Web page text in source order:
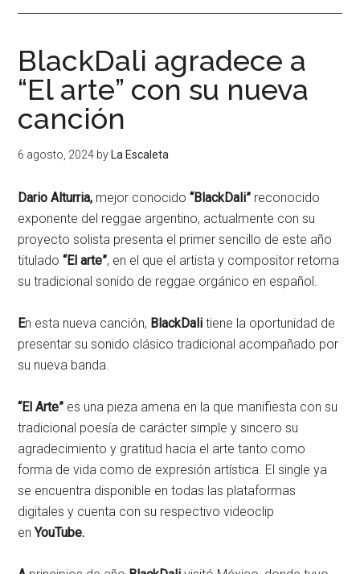
BlackDali agradece a
“El arte” con su nueva
canción
6 agosto, 2024 by La Escaleta
Dario Alturria, mejor conocido“BlackDali” reconocido
exponente del reggae argentino, actualmente con su
proyecto solista presenta el primer sencillo de este año
titulado“El arte”, en el que el artista y compositor retoma
su tradicional sonido de reggae orgánico en español.
En esta nueva canción, BlackDali tiene la oportunidad de
presentar su sonido clásico tradicional acompañado por
su nueva banda.
“El Arte” es una pieza amena en la que manifiesta con su
tradicional poesía de carácter simple y sincero su
agradecimiento y gratitud hacia el arte tanto como
forma de vida como de expresión artística. El single ya
se encuentra disponible en todas las plataformas
digitales y cuenta con su respectivo videoclip
enYouTube.